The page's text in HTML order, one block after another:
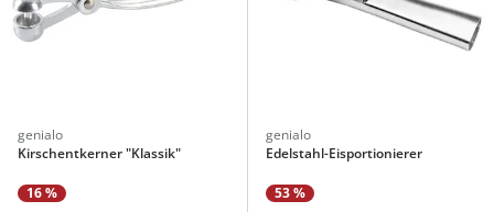
genialo
Kirschentkerner "Klassik"
16 %
genialo
Edelstahl-Eisportionierer
53 %